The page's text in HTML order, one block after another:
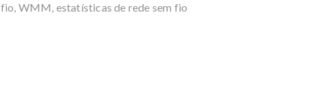
WMM, estatísticas de rede sem fio